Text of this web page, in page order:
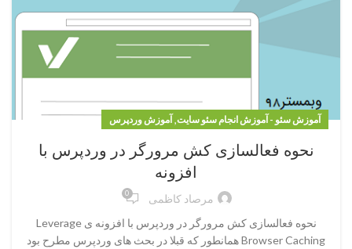
آموزش سئو - آموزش انجام سئو سایت,آموزش وردپرس
نحوه فعالسازی کش مرورگر در وردپرس با
افزونه
مرصاد کاظمی 0
نحوه فعالسازی کش مرورگر در وردپرس با افزونه ی Leverage
Browser Caching همانطور که قبلا در بحث های وردپرس مطرح بود